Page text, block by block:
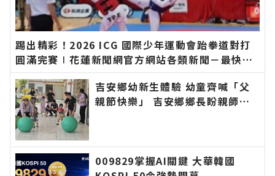
踢出精彩！2026 ICG 國際少年運動會跆拳道對打
圓滿完賽∣花蓮新聞網官方網站各類新聞－最快速
的今日新聞報導 最新的在地資訊！
吉安鄉幼新生體驗 幼童齊喊「父
親節快樂」 吉安鄉鄉長盼親師協
今日新聞報導 最新的在地資訊！
009829掌握AI關鍵 大華韓國